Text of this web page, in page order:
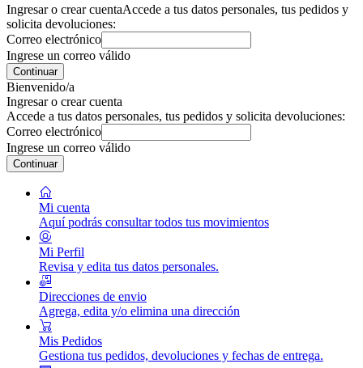
Ingresar o crear cuentaAccede a tus datos personales, tus pedidos y
solicita devoluciones:
Correo electrónico
Ingrese un correo válido
Continuar
Bienvenido/a
Ingresar o crear cuenta
Accede a tus datos personales, tus pedidos y solicita devoluciones:
Correo electrónico
Ingrese un correo válido
Continuar
Mi cuenta
Aquí podrás consultar todos tus movimientos
Mi Perfil
Revisa y edita tus datos personales.
Direcciones de envio
Agrega, edita y/o elimina una dirección
Mis Pedidos
Gestiona tus pedidos, devoluciones y fechas de entrega.